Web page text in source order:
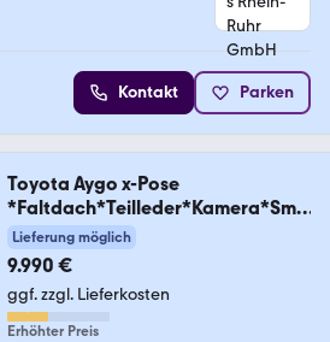
Kontakt Parken
Toyota Aygo x-Pose
*Faltdach*Teilleder*Kamera*Sma
rtKey*
Lieferung möglich
9.990 €
ggf. zzgl. Lieferkosten
Erhöhter Preis